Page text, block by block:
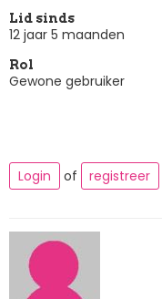
Lid sinds
12 jaar 5 maanden
Rol
Gewone gebruiker
Login
of registreer